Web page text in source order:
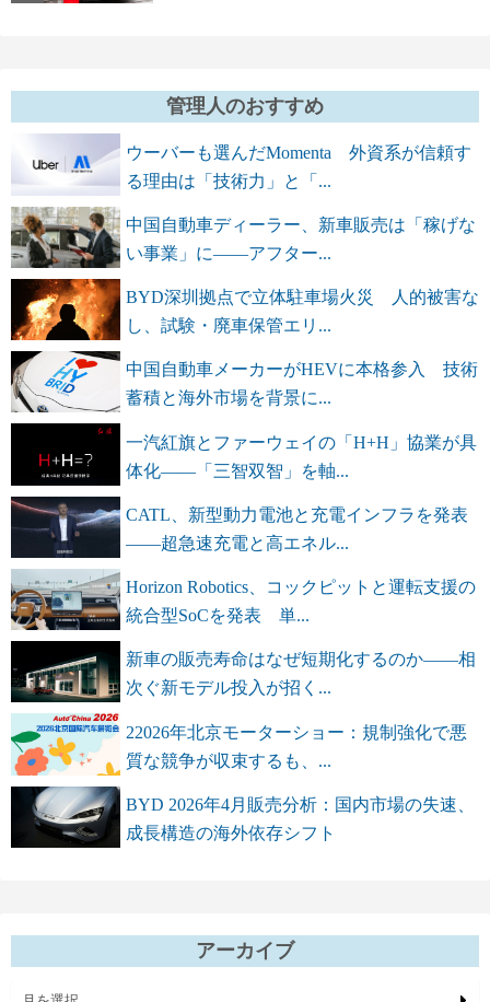
管理人のおすすめ
ウーバーも選んだMomenta 外資系が信頼す
る理由は「技術力」と「...
中国自動車ディーラー、新車販売は「稼げな
い事業」に――アフター...
BYD深圳拠点で立体駐車場火災 人的被害な
し、試験・廃車保管エリ...
中国自動車メーカーがHEVに本格参入 技術
蓄積と海外市場を背景に...
一汽紅旗とファーウェイの「H+H」協業が具
体化――「三智双智」を軸...
CATL、新型動力電池と充電インフラを発表
――超急速充電と高エネル...
Horizon Robotics、コックピットと運転支援の
統合型SoCを発表 単...
新車の販売寿命はなぜ短期化するのか――相
次ぐ新モデル投入が招く...
22026年北京モーターショー：規制強化で悪
質な競争が収束するも、...
BYD 2026年4月販売分析：国内市場の失速、
成長構造の海外依存シフト
アーカイブ